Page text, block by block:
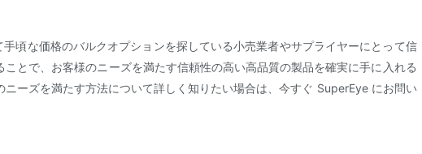
頃な価格のバルクオプションを探している小売業者やサプライヤーにとって信
とで、お客様のニーズを満たす信頼性の高い高品質の製品を確実に手に入れる
ーズを満たす方法について詳しく知りたい場合は、今すぐ SuperEye にお問い